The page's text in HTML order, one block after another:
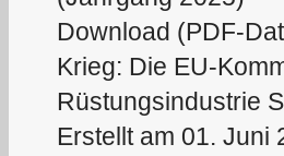
Download (PDF-
Krieg: Die EU-
Rüstungsindustrie
Erstellt am 01. Juni